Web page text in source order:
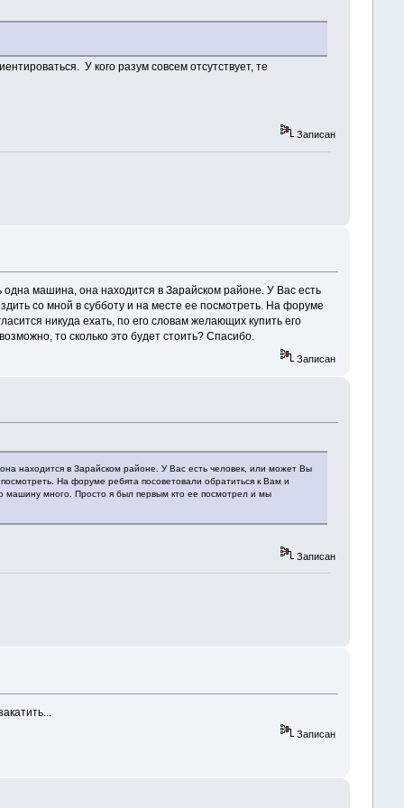
У кого разум совсем отсутствует, те
Записан
машина, она находится в Зарайском районе. У Вас есть
со мной в субботу и на месте ее посмотреть. На форуме
никуда ехать, по его словам желающих купить его
то сколько это будет стоить? Спасибо.
Записан
находится в Зарайском районе. У Вас есть человек, или может Вы
На форуме ребята посоветовали обратиться к Вам и
машину много. Просто я был первым кто ее посмотрел и мы
Записан
Записан